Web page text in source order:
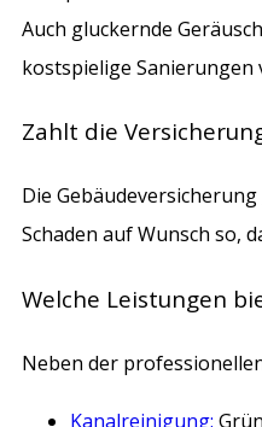
Auch gluckernde
kostspielige Sanierungen
Zahlt die
Die
Schaden auf Wunsch so,
Welche Leistungen
Neben der
Kanalreinigung: